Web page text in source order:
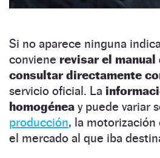
Si no aparece ninguna
conviene revisar el manual
consultar directamente
servicio oficial. La
homogénea y puede variar
producción, la
el mercado al que iba